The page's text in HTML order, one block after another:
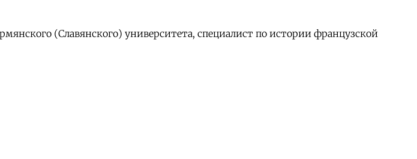
(Славянского) университета, специалист по истории французской